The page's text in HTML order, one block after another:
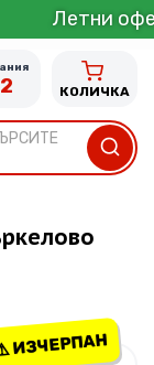
оферти от 1
КОЛИЧКА
ИЗЧЕРПАН